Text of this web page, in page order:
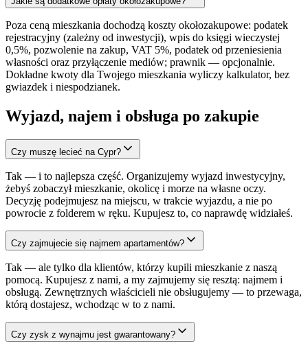
Poza ceną mieszkania dochodzą koszty okołozakupowe: podatek
rejestracyjny (zależny od inwestycji), wpis do księgi wieczystej
0,5%, pozwolenie na zakup, VAT 5%, podatek od przeniesienia
własności oraz przyłączenie mediów; prawnik — opcjonalnie.
Dokładne kwoty dla Twojego mieszkania wyliczy kalkulator, bez
gwiazdek i niespodzianek.
Wyjazd, najem i obsługa po zakupie
Czy muszę lecieć na Cypr?
Tak — i to najlepsza część. Organizujemy wyjazd inwestycyjny,
żebyś zobaczył mieszkanie, okolicę i morze na własne oczy.
Decyzję podejmujesz na miejscu, w trakcie wyjazdu, a nie po
powrocie z folderem w ręku. Kupujesz to, co naprawdę widziałeś.
Czy zajmujecie się najmem apartamentów?
Tak — ale tylko dla klientów, którzy kupili mieszkanie z naszą
pomocą. Kupujesz z nami, a my zajmujemy się resztą: najmem i
obsługą. Zewnętrznych właścicieli nie obsługujemy — to przewaga,
którą dostajesz, wchodząc w to z nami.
Czy zysk z wynajmu jest gwarantowany?